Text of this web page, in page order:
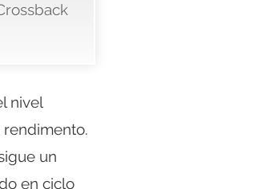
nivel
rendimento.
un
en ciclo